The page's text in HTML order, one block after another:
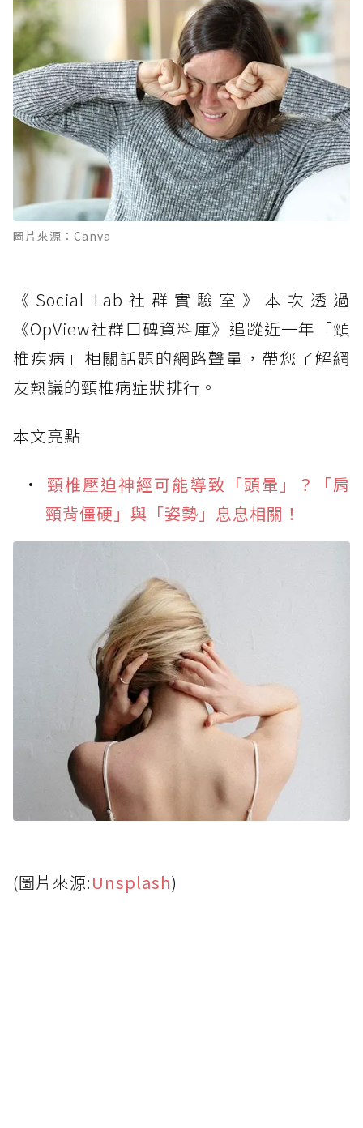
圖片來源：Canva
《Social Lab社群實驗室》本次透過
《OpView社群口碑資料庫》追蹤近一年「頸
椎疾病」相關話題的網路聲量，帶您了解網
友熱議的頸椎病症狀排行。
本文亮點
頸椎壓迫神經可能導致「頭暈」？「肩
頸背僵硬」與「姿勢」息息相關！
(圖片來源:Unsplash)